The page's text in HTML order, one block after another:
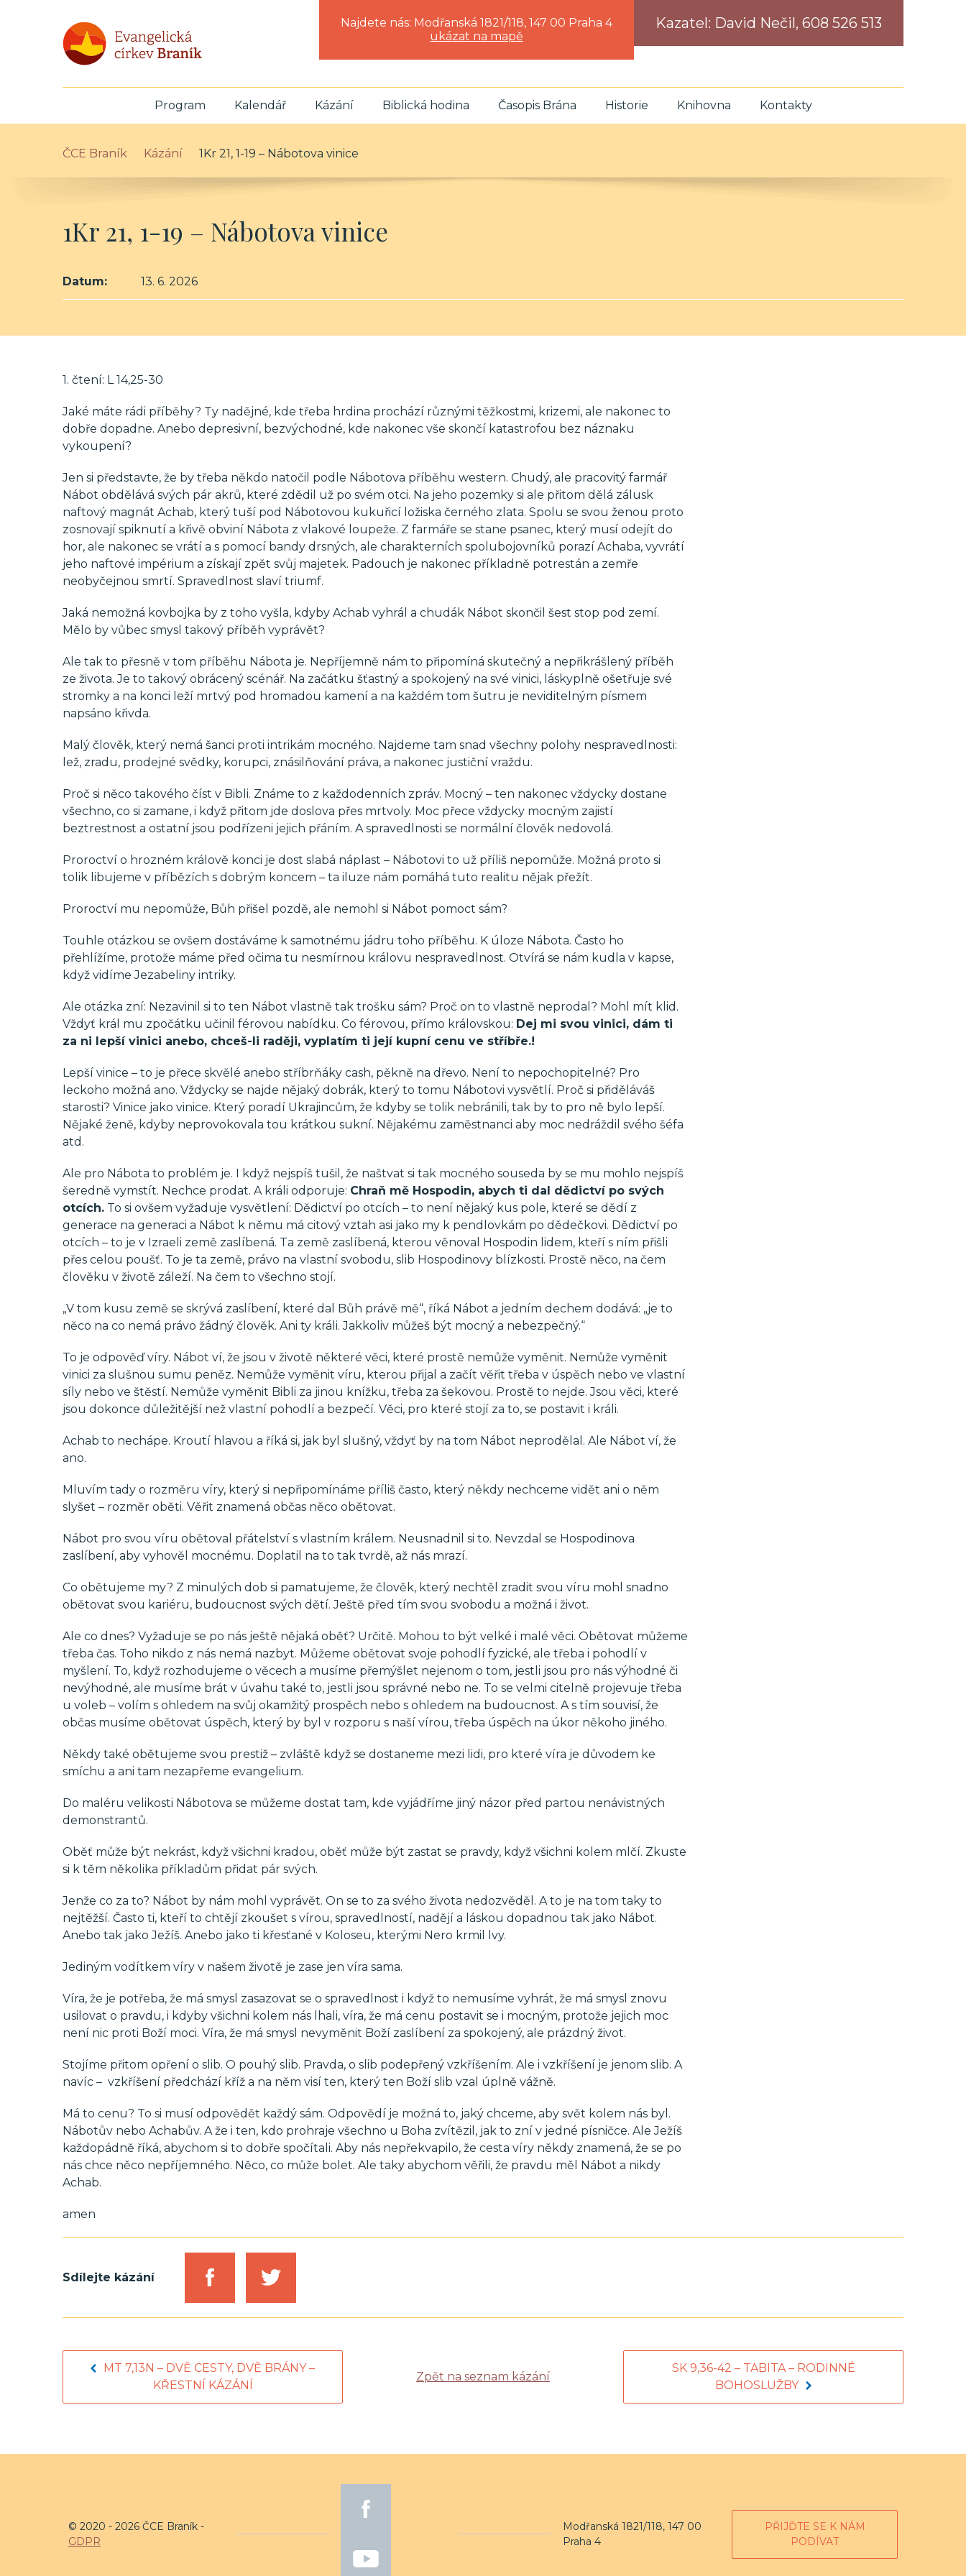
Najdete nás: Modřanská 1821/118, 147 00 Praha 4
ukázat na mapě
Kazatel: David Nečil, 608 526 513
Program Kalendář Kázání Biblická hodina Časopis Brána Historie Knihovna Kontakty
ČCE Braník Kázání 1Kr 21, 1-19 – Nábotova vinice
1Kr 21, 1-19 – Nábotova vinice
Datum: 13. 6. 2026
1. čtení: L 14,25-30
Jaké máte rádi příběhy? Ty nadějné, kde třeba hrdina prochází různými těžkostmi, krizemi, ale nakonec to
dobře dopadne. Anebo depresivní, bezvýchodné, kde nakonec vše skončí katastrofou bez náznaku
vykoupení?
Jen si představte, že by třeba někdo natočil podle Nábotova příběhu western. Chudý, ale pracovitý farmář
Nábot obdělává svých pár akrů, které zdědil už po svém otci. Na jeho pozemky si ale přitom dělá zálusk
naftový magnát Achab, který tuší pod Nábotovou kukuřicí ložiska černého zlata. Spolu se svou ženou proto
zosnovají spiknutí a křivě obviní Nábota z vlakové loupeže. Z farmáře se stane psanec, který musí odejít do
hor, ale nakonec se vrátí a s pomocí bandy drsných, ale charakterních spolubojovníků porazí Achaba, vyvrátí
jeho naftové impérium a získají zpět svůj majetek. Padouch je nakonec příkladně potrestán a zemře
neobyčejnou smrtí. Spravedlnost slaví triumf.
Jaká nemožná kovbojka by z toho vyšla, kdyby Achab vyhrál a chudák Nábot skončil šest stop pod zemí.
Mělo by vůbec smysl takový příběh vyprávět?
Ale tak to přesně v tom příběhu Nábota je. Nepříjemně nám to připomíná skutečný a nepřikrášlený příběh
ze života. Je to takový obrácený scénář. Na začátku šťastný a spokojený na své vinici, láskyplně ošetřuje své
stromky a na konci leží mrtvý pod hromadou kamení a na každém tom šutru je neviditelným písmem
napsáno křivda.
Malý člověk, který nemá šanci proti intrikám mocného. Najdeme tam snad všechny polohy nespravedlnosti:
lež, zradu, prodejné svědky, korupci, znásilňování práva, a nakonec justiční vraždu.
Proč si něco takového číst v Bibli. Známe to z každodenních zpráv. Mocný – ten nakonec vždycky dostane
všechno, co si zamane, i když přitom jde doslova přes mrtvoly. Moc přece vždycky mocným zajistí
beztrestnost a ostatní jsou podřízeni jejich přáním. A spravedlnosti se normální člověk nedovolá.
Proroctví o hrozném králově konci je dost slabá náplast – Nábotovi to už příliš nepomůže. Možná proto si
tolik libujeme v příbězích s dobrým koncem – ta iluze nám pomáhá tuto realitu nějak přežít.
Proroctví mu nepomůže, Bůh přišel pozdě, ale nemohl si Nábot pomoct sám?
Touhle otázkou se ovšem dostáváme k samotnému jádru toho příběhu. K úloze Nábota. Často ho
přehlížíme, protože máme před očima tu nesmírnou královu nespravedlnost. Otvírá se nám kudla v kapse,
když vidíme Jezabeliny intriky.
Ale otázka zní: Nezavinil si to ten Nábot vlastně tak trošku sám? Proč on to vlastně neprodal? Mohl mít klid.
Vždyť král mu zpočátku učinil férovou nabídku. Co férovou, přímo královskou: Dej mi svou vinici, dám ti
za ni lepší vinici anebo, chceš-li raději, vyplatím ti její kupní cenu ve stříbře.!
Lepší vinice – to je přece skvělé anebo stříbrňáky cash, pěkně na dřevo. Není to nepochopitelné? Pro
leckoho možná ano. Vždycky se najde nějaký dobrák, který to tomu Nábotovi vysvětlí. Proč si přiděláváš
starosti? Vinice jako vinice. Který poradí Ukrajincům, že kdyby se tolik nebránili, tak by to pro ně bylo lepší.
Nějaké ženě, kdyby neprovokovala tou krátkou sukní. Nějakému zaměstnanci aby moc nedráždil svého šéfa
atd.
Ale pro Nábota to problém je. I když nejspíš tušil, že naštvat si tak mocného souseda by se mu mohlo nejspíš
šeredně vymstít. Nechce prodat. A králi odporuje: Chraň mě Hospodin, abych ti dal dědictví po svých
otcích. To si ovšem vyžaduje vysvětlení: Dědictví po otcích – to není nějaký kus pole, které se dědí z
generace na generaci a Nábot k němu má citový vztah asi jako my k pendlovkám po dědečkovi. Dědictví po
otcích – to je v Izraeli země zaslíbená. Ta země zaslíbená, kterou věnoval Hospodin lidem, kteří s ním přišli
přes celou poušť. To je ta země, právo na vlastní svobodu, slib Hospodinovy blízkosti. Prostě něco, na čem
člověku v životě záleží. Na čem to všechno stojí.
„V tom kusu země se skrývá zaslíbení, které dal Bůh právě mě“, říká Nábot a jedním dechem dodává: „je to
něco na co nemá právo žádný člověk. Ani ty králi. Jakkoliv můžeš být mocný a nebezpečný.“
To je odpověď víry. Nábot ví, že jsou v životě některé věci, které prostě nemůže vyměnit. Nemůže vyměnit
vinici za slušnou sumu peněz. Nemůže vyměnit víru, kterou přijal a začít věřit třeba v úspěch nebo ve vlastní
síly nebo ve štěstí. Nemůže vyměnit Bibli za jinou knížku, třeba za šekovou. Prostě to nejde. Jsou věci, které
jsou dokonce důležitější než vlastní pohodlí a bezpečí. Věci, pro které stojí za to, se postavit i králi.
Achab to nechápe. Kroutí hlavou a říká si, jak byl slušný, vždyť by na tom Nábot neprodělal. Ale Nábot ví, že
ano.
Mluvím tady o rozměru víry, který si nepřipomínáme příliš často, který někdy nechceme vidět ani o něm
slyšet – rozměr oběti. Věřit znamená občas něco obětovat.
Nábot pro svou víru obětoval přátelství s vlastním králem. Neusnadnil si to. Nevzdal se Hospodinova
zaslíbení, aby vyhověl mocnému. Doplatil na to tak tvrdě, až nás mrazí.
Co obětujeme my? Z minulých dob si pamatujeme, že člověk, který nechtěl zradit svou víru mohl snadno
obětovat svou kariéru, budoucnost svých dětí. Ještě před tím svou svobodu a možná i život.
Ale co dnes? Vyžaduje se po nás ještě nějaká oběť? Určitě. Mohou to být velké i malé věci. Obětovat můžeme
třeba čas. Toho nikdo z nás nemá nazbyt. Můžeme obětovat svoje pohodlí fyzické, ale třeba i pohodlí v
myšlení. To, když rozhodujeme o věcech a musíme přemýšlet nejenom o tom, jestli jsou pro nás výhodné či
nevýhodné, ale musíme brát v úvahu také to, jestli jsou správné nebo ne. To se velmi citelně projevuje třeba
u voleb – volím s ohledem na svůj okamžitý prospěch nebo s ohledem na budoucnost. A s tím souvisí, že
občas musíme obětovat úspěch, který by byl v rozporu s naší vírou, třeba úspěch na úkor někoho jiného.
Někdy také obětujeme svou prestiž – zvláště když se dostaneme mezi lidi, pro které víra je důvodem ke
smíchu a ani tam nezapřeme evangelium.
Do maléru velikosti Nábotova se můžeme dostat tam, kde vyjádříme jiný názor před partou nenávistných
demonstrantů.
Oběť může být nekrást, když všichni kradou, oběť může být zastat se pravdy, když všichni kolem mlčí. Zkuste
si k těm několika příkladům přidat pár svých.
Jenže co za to? Nábot by nám mohl vyprávět. On se to za svého života nedozvěděl. A to je na tom taky to
nejtěžší. Často ti, kteří to chtějí zkoušet s vírou, spravedlností, nadějí a láskou dopadnou tak jako Nábot.
Anebo tak jako Ježíš. Anebo jako ti křesťané v Koloseu, kterými Nero krmil lvy.
Jediným vodítkem víry v našem životě je zase jen víra sama.
Víra, že je potřeba, že má smysl zasazovat se o spravedlnost i když to nemusíme vyhrát, že má smysl znovu
usilovat o pravdu, i kdyby všichni kolem nás lhali, víra, že má cenu postavit se i mocným, protože jejich moc
není nic proti Boží moci. Víra, že má smysl nevyměnit Boží zaslíbení za spokojený, ale prázdný život.
Stojíme přitom opření o slib. O pouhý slib. Pravda, o slib podepřený vzkříšením. Ale i vzkříšení je jenom slib. A
navíc – vzkříšení předchází kříž a na něm visí ten, který ten Boží slib vzal úplně vážně.
Má to cenu? To si musí odpovědět každý sám. Odpovědí je možná to, jaký chceme, aby svět kolem nás byl.
Nábotův nebo Achabův. A že i ten, kdo prohraje všechno u Boha zvítězil, jak to zní v jedné písničce. Ale Ježíš
každopádně říká, abychom si to dobře spočítali. Aby nás nepřekvapilo, že cesta víry někdy znamená, že se po
nás chce něco nepříjemného. Něco, co může bolet. Ale taky abychom věřili, že pravdu měl Nábot a nikdy
Achab.
amen
Sdílejte kázání
MT 7,13N – DVĚ CESTY, DVĚ BRÁNY –
KŘESTNÍ KÁZÁNÍ
Zpět na seznam kázání
SK 9,36-42 – TABITA – RODINNÉ
BOHOSLUŽBY
© 2020 - 2026 ČCE Braník -
GDPR
Modřanská 1821/118, 147 00
Praha 4
PŘIJĎTE SE K NÁM
PODÍVAT